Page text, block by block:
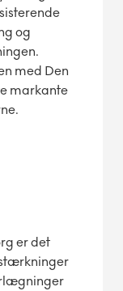
og
med Den
markante
er det